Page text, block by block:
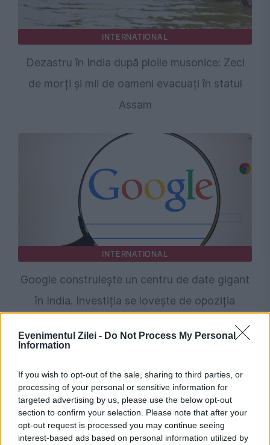
Evenimentul Zilei - Do Not Process My Personal
Information
If you wish to opt-out of the sale, sharing to third parties, or
processing of your personal or sensitive information for
targeted advertising by us, please use the below opt-out
section to confirm your selection. Please note that after your
opt-out request is processed you may continue seeing
interest-based ads based on personal information utilized by
INTERNATIONAL
Dezastru în India după ploile musonice: Zeci
de morți și mii de oameni evacuați în statul
Assam
INTERNATIONAL
Google construiește un centru de date gigant
în India. Investiția se lovește de opoziția